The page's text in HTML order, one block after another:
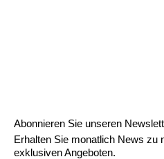
Abonnieren Sie unseren
Erhalten Sie monatlich News zu
exklusiven Angeboten.